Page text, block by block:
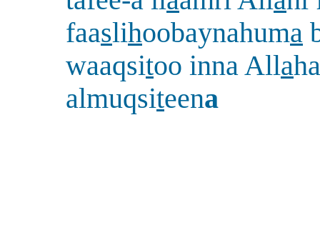
faaslihoobaynahuma
waaqsitoo inna Alla
almuqsiteena